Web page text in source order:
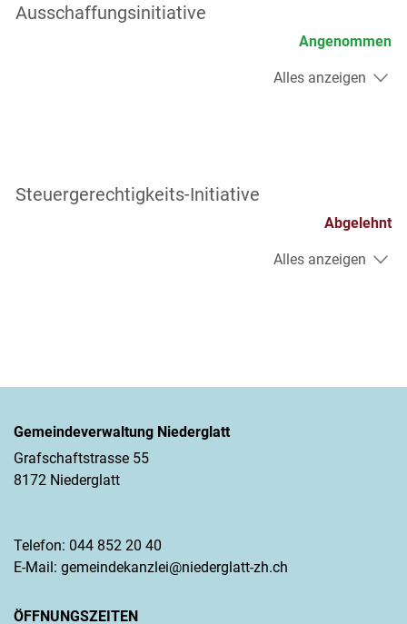
Ausschaffungsinitiative
Angenommen
Alles anzeigen
Steuergerechtigkeits-Initiative
Abgelehnt
Alles anzeigen
Gemeindeverwaltung Niederglatt
Grafschaftstrasse 55
8172 Niederglatt
Telefon: 044 852 20 40
E-Mail: gemeindekanzlei@niederglatt-zh.ch
ÖFFNUNGSZEITEN